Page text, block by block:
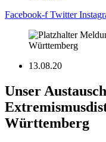
Facebook-f Twitter
13.08.20
Unser
Württemberg